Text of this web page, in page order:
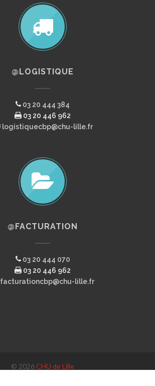
@LOGISTIQUE
03 20 444 384
03 20 446 962
logistiquecbp@chu-lille.fr
@FACTURATION
03 20 444 070
03 20 446 962
facturationcbp@chu-lille.fr
© 2026CHU de Lille